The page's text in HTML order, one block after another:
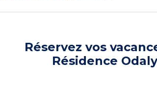
Réservez vos
Résidence